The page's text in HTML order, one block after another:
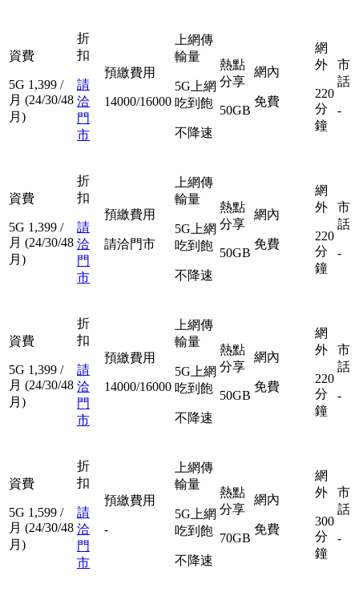
資費
5G 1,399 /
月 (24/30/48
月)
折
扣
請
洽
門
市
預繳費用
14000/16000
上網傳
輸量
5G上網
吃到飽
不降速
熱點
分享
50GB
網內
免費
網
外
220
分
鐘
市
話
-
資費
5G 1,399 /
月 (24/30/48
月)
折
扣
請
洽
門
市
預繳費用
請洽門市
上網傳
輸量
5G上網
吃到飽
不降速
熱點
分享
50GB
網內
免費
網
外
220
分
鐘
市
話
-
資費
5G 1,399 /
月 (24/30/48
月)
折
扣
請
洽
門
市
預繳費用
14000/16000
上網傳
輸量
5G上網
吃到飽
不降速
熱點
分享
50GB
網內
免費
網
外
220
分
鐘
市
話
-
資費
5G 1,599 /
月 (24/30/48
月)
折
扣
請
洽
門
市
預繳費用
-
上網傳
輸量
5G上網
吃到飽
不降速
熱點
分享
70GB
網內
免費
網
外
300
分
鐘
市
話
-